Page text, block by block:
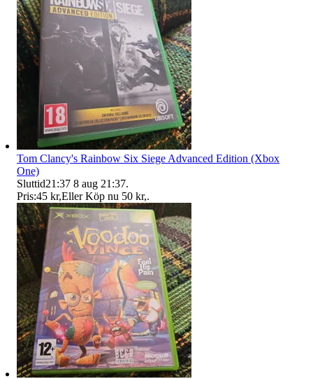
Tom Clancy's Rainbow Six Siege Advanced Edition (Xbox
One)
Sluttid21:37 8 aug 21:37.
Pris:45 kr,Eller Köp nu 50 kr,.